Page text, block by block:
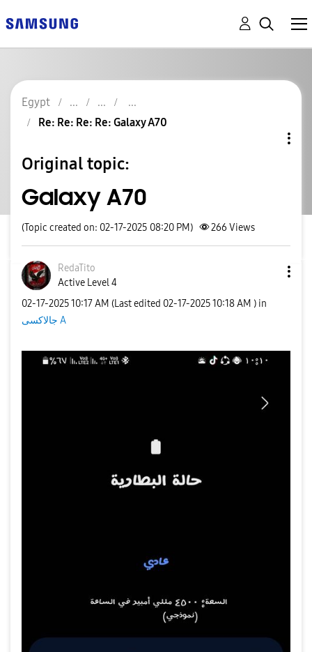
Egypt
Re: Re: Re: Re: Galaxy A70
Original topic:
Galaxy A70
(Topic created on: 02-17-2025 08:20 PM) 266 Views
RedaTito
Active Level 4
‎02-17-202510:17 AM (Last edited ‎02-17-202510:18 AM ) in
جالاكسى A